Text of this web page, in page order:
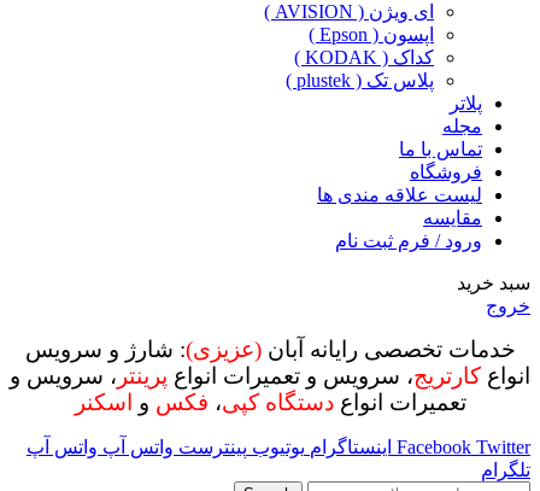
ای ویژن ( AVISION )
اپسون ( Epson )
کداک ( KODAK )
پلاس تک ( plustek )
پلاتر
مجله
تماس با ما
فروشگاه
لیست علاقه مندی ها
مقایسه
ورود / فرم ثبت نام
سبد خرید
خروج
خدمات تخصصی رایانه آبان (عزیزی): شارژ و سرویس
انواع کارتریج، سرویس و تعمیرات انواع پرینتر ، سرویس و
تعمیرات انواعدستگاه کپی، فکس و اسکنر
Facebook Twitter اینستاگرام یوتیوب پینترست واتس آپ واتس آپ
تلگرام